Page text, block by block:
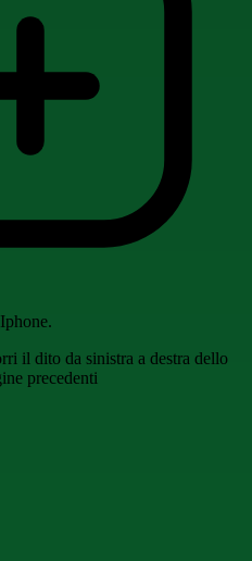
il dito da sinistra a destra dello
precedenti